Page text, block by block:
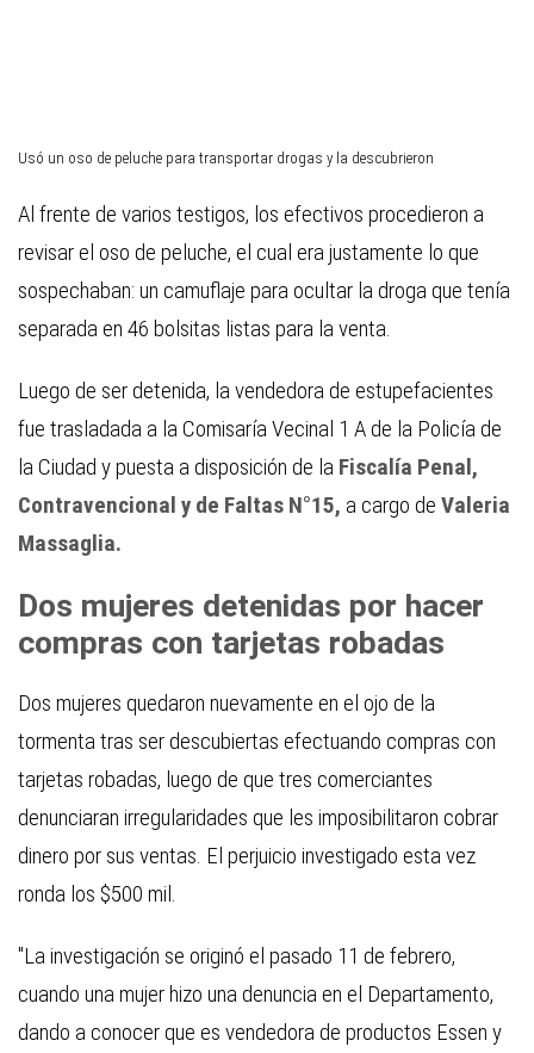
Usó un oso de peluche para transportar drogas y la descubrieron
Al frente de varios testigos, los efectivos procedieron a
revisar el oso de peluche, el cual era justamente lo que
sospechaban: un camuflaje para ocultar la droga que tenía
separada en 46 bolsitas listas para la venta.
Luego de ser detenida, la vendedora de estupefacientes
fue trasladada a la Comisaría Vecinal 1 A de la Policía de
la Ciudad y puesta a disposición de la Fiscalía Penal,
Contravencional y de Faltas N°15, a cargo de Valeria
Massaglia.
Dos mujeres detenidas por hacer
compras con tarjetas robadas
Dos mujeres quedaron nuevamente en el ojo de la
tormenta tras ser descubiertas efectuando compras con
tarjetas robadas, luego de que tres comerciantes
denunciaran irregularidades que les imposibilitaron cobrar
dinero por sus ventas. El perjuicio investigado esta vez
ronda los $500 mil.
"La investigación se originó el pasado 11 de febrero,
cuando una mujer hizo una denuncia en el Departamento,
dando a conocer que es vendedora de productos Essen y